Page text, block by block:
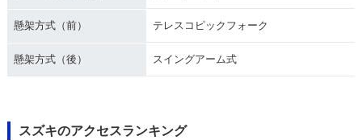
懸架方式（前） テレスコピックフォーク
懸架方式（後） スイングアーム式
スズキのアクセスランキング